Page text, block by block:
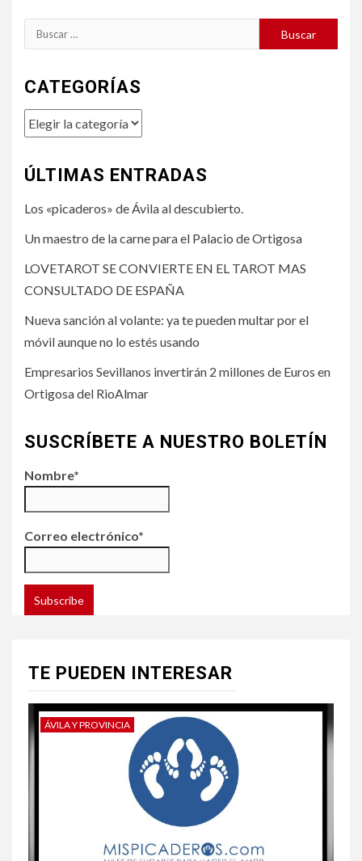
Buscar:
CATEGORÍAS
Categorías
ÚLTIMAS ENTRADAS
Los «picaderos» de Ávila al descubierto.
Un maestro de la carne para el Palacio de Ortigosa
LOVETAROT SE CONVIERTE EN EL TAROT MAS
CONSULTADO DE ESPAÑA
Nueva sanción al volante: ya te pueden multar por el
móvil aunque no lo estés usando
Empresarios Sevillanos invertirán 2 millones de Euros en
Ortigosa del RioAlmar
SUSCRÍBETE A NUESTRO BOLETÍN
Nombre*
Correo electrónico*
TE PUEDEN INTERESAR
ÁVILA Y PROVINCIA